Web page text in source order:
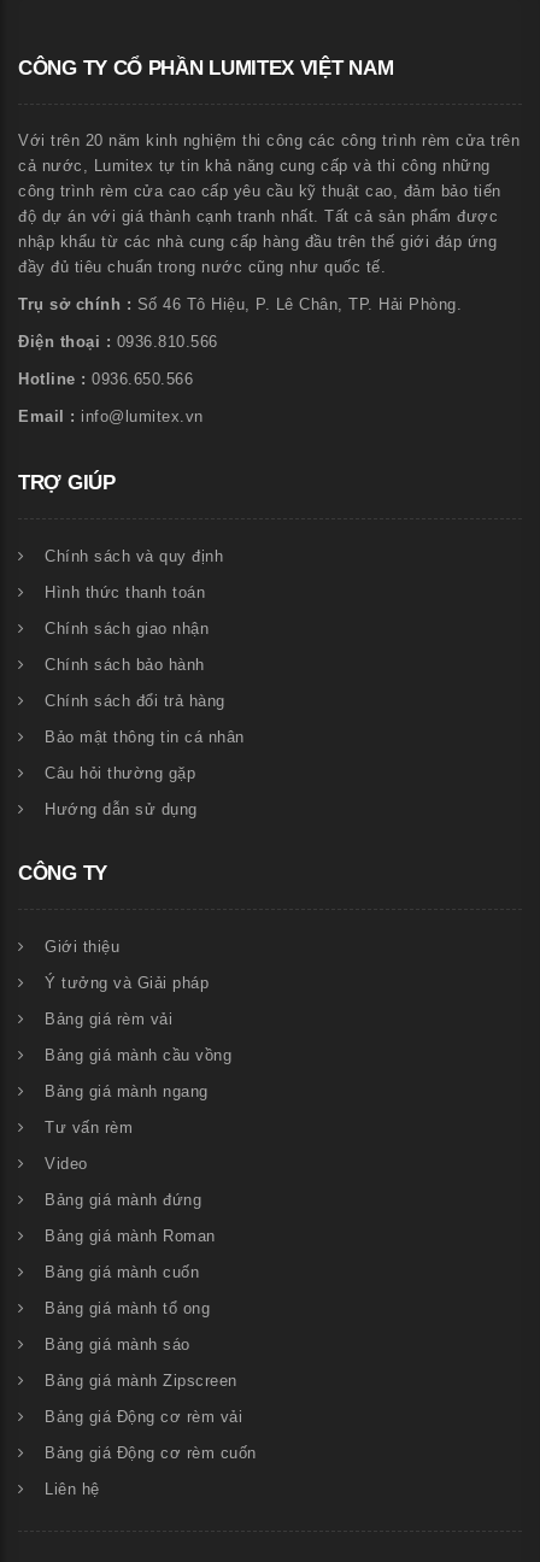
CÔNG TY CỔ PHẦN LUMITEX VIỆT NAM
Với trên 20 năm kinh nghiệm thi công các công trình rèm cửa trên
cả nước, Lumitex tự tin khả năng cung cấp và thi công những
công trình rèm cửa cao cấp yêu cầu kỹ thuật cao, đảm bảo tiến
độ dự án với giá thành cạnh tranh nhất. Tất cả sản phẩm được
nhập khẩu từ các nhà cung cấp hàng đầu trên thế giới đáp ứng
đầy đủ tiêu chuẩn trong nước cũng như quốc tế.
Trụ sở chính : Số 46 Tô Hiệu, P. Lê Chân, TP. Hải Phòng.
Điện thoại : 0936.810.566
Hotline : 0936.650.566
Email : info@lumitex.vn
TRỢ GIÚP
Chính sách và quy định
Hình thức thanh toán
Chính sách giao nhận
Chính sách bảo hành
Chính sách đổi trả hàng
Bảo mật thông tin cá nhân
Câu hỏi thường gặp
Hướng dẫn sử dụng
CÔNG TY
Giới thiệu
Ý tưởng và Giải pháp
Bảng giá rèm vải
Bảng giá mành cầu vồng
Bảng giá mành ngang
Tư vấn rèm
Video
Bảng giá mành đứng
Bảng giá mành Roman
Bảng giá mành cuốn
Bảng giá mành tổ ong
Bảng giá mành sáo
Bảng giá mành Zipscreen
Bảng giá Động cơ rèm vải
Bảng giá Động cơ rèm cuốn
Liên hệ